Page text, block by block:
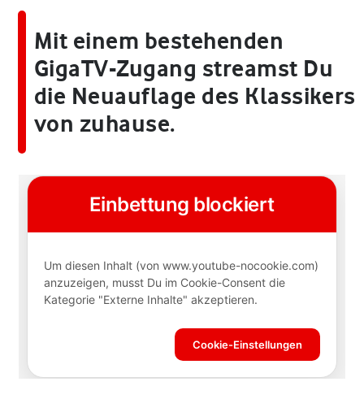
Mit einem bestehenden
GigaTV-Zugang streamst Du
die Neuauflage des Klassikers
von zuhause.